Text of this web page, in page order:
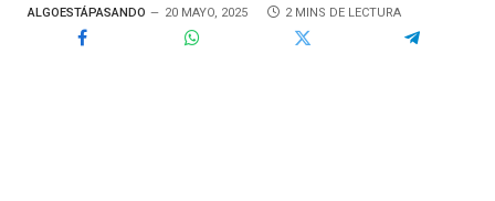
ALGOESTÁPASANDO 20 MAYO, 2025 2 MINS DE LECTURA